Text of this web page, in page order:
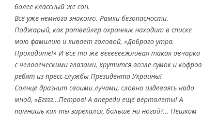
более классный же сон.
Всё уже немного знакомо. Рамки безопасности.
Поджарый, как ротвейлер охранник находит в списке
мою фамилию и кивает головой, «Доброго утра.
Проходите!» И всё та же веееееежливая такая овчарка
с человеческими глазами, крутится возле сумок и кофров
ребят из пресс-службы Президента Украины!
Солнце дразнит своими лучами, словно издеваясь надо
мной, «Бгггг…Петров! А впереди ещё вертолеты! А
помнишь как ты зарекался, больше ни ногой?… Пешком